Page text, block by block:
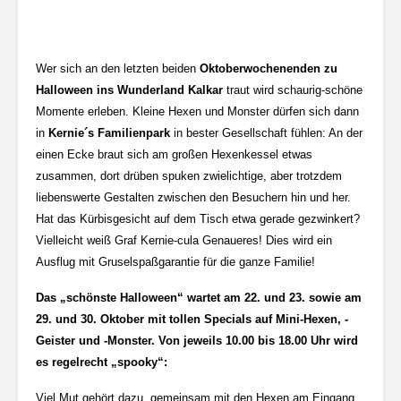
Wer sich an den letzten beiden Oktoberwochenenden zu
Halloween ins Wunderland Kalkar traut wird schaurig-schöne
Momente erleben. Kleine Hexen und Monster dürfen sich dann
in Kernie´s Familienpark in bester Gesellschaft fühlen: An der
einen Ecke braut sich am großen Hexenkessel etwas
zusammen, dort drüben spuken zwielichtige, aber trotzdem
liebenswerte Gestalten zwischen den Besuchern hin und her.
Hat das Kürbisgesicht auf dem Tisch etwa gerade gezwinkert?
Vielleicht weiß Graf Kernie-cula Genaueres! Dies wird ein
Ausflug mit Gruselspaßgarantie für die ganze Familie!
Das „schönste Halloween“ wartet am 22. und 23. sowie am
29. und 30. Oktober mit tollen Specials auf Mini-Hexen, -
Geister und -Monster. Von jeweils 10.00 bis 18.00 Uhr wird
es regelrecht „spooky“:
Viel Mut gehört dazu, gemeinsam mit den Hexen am Eingang